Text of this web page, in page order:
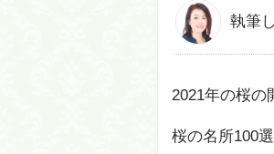
執筆
2021年の桜の
桜の名所100